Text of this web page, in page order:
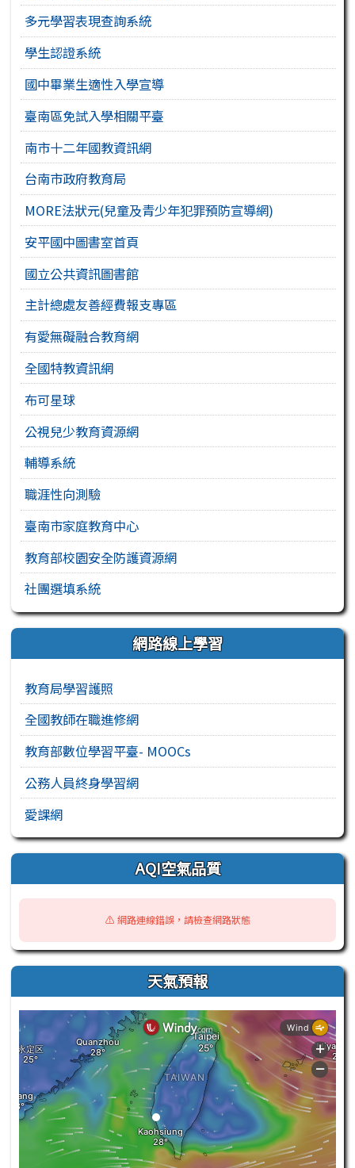
多元學習表現查詢系統
學生認證系統
國中畢業生適性入學宣導
臺南區免試入學相關平臺
南市十二年國教資訊網
台南市政府教育局
MORE法狀元(兒童及青少年犯罪預防宣導網)
安平國中圖書室首頁
國立公共資訊圖書館
主計總處友善經費報支專區
有愛無礙融合教育網
全國特教資訊網
布可星球
公視兒少教育資源網
輔導系統
職涯性向測驗
臺南市家庭教育中心
教育部校園安全防護資源網
社團選填系統
網路線上學習
教育局學習護照
全國教師在職進修網
教育部數位學習平臺- MOOCs
公務人員終身學習網
愛課網
AQI空氣品質
⚠️ 網路連線錯誤，請檢查網路狀態
天氣預報